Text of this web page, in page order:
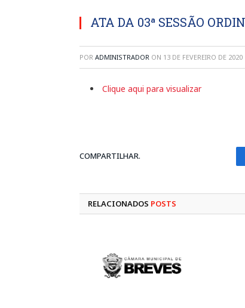
ATA DA 03ª SESSÃO
POR ADMINISTRADOR ON 13 DE FEVEREIRO DE 2020
Clique aqui para visualizar
COMPARTILHAR.
RELACIONADOS POSTS